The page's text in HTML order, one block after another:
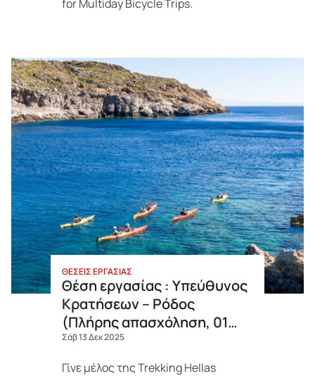
for Multiday Bicycle Trips.
ΘΕΣΕΙΣ ΕΡΓΑΣΙΑΣ
Θέση εργασίας : Υπεύθυνος
Κρατήσεων – Ρόδος
(Πλήρης απασχόληση, 01
Απριλίου – Οκτώβριος
2026)
Σάβ 13 Δεκ 2025
ΓίνεμέλοςτηςTrekking Hellas